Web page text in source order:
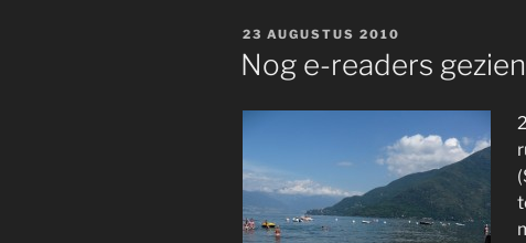
GEPLAATST
OP
23 AUGUSTUS 2010
Nog e-readers